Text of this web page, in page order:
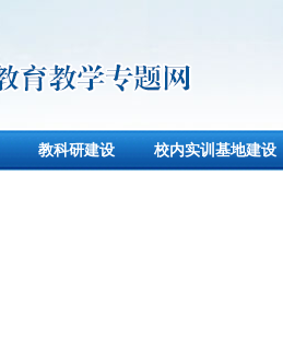
教科研建设 校内实训基地建设